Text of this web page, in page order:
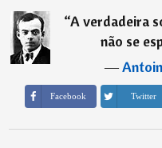
“A verdadeira
não se
―
Facebook Twitter